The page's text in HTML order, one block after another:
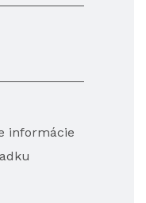
informácie